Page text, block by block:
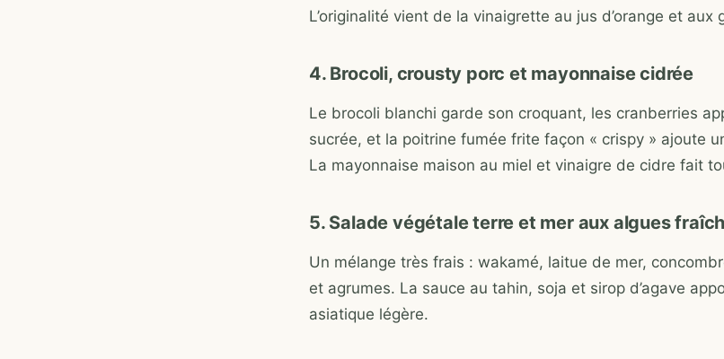
L’originalité vient de la vinaigrette au jus d’orange et aux
4. Brocoli, crousty porc et mayonnaise cidrée
Le brocoli blanchi garde son croquant, les cranberries
sucrée, et la poitrine fumée frite façon « crispy » ajoute
La mayonnaise maison au miel et vinaigre de cidre fait
5. Salade végétale terre et mer aux algues
Un mélange très frais : wakamé, laitue de mer,
et agrumes. La sauce au tahin, soja et sirop d’agave
asiatique légère.